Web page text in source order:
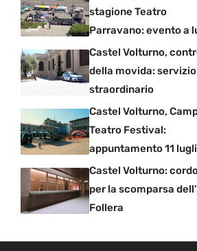
stagione Teatro
Parravano: evento a
Castel Volturno,
della movida: servizio
straordinario
Castel Volturno,
Teatro Festival:
appuntamento 11
Castel Volturno:
per la scomparsa
Follera